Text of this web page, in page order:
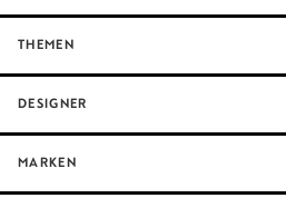
THEMEN
DESIGNER
MARKEN